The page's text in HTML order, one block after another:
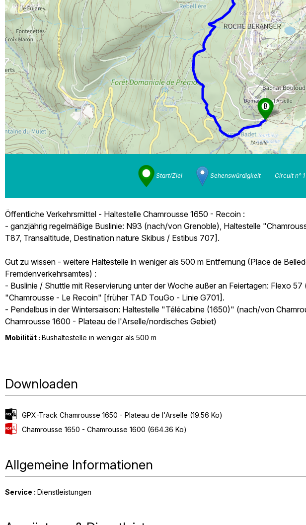
Start/Ziel Sehenswürdigkeit Circuit n° 1
Öffentliche Verkehrsmittel - Haltestelle Chamrousse 1650 - Recoin :
- ganzjährig regelmäßige Buslinie: N93 (nach/von Grenoble), Haltestelle
T87, Transaltitude, Destination nature Skibus / Estibus 707].
Gut zu wissen - weitere Haltestelle in weniger als 500 m Entfernung (Place de
Fremdenverkehrsamtes) :
- Buslinie / Shuttle mit Reservierung unter der Woche außer an Feiertagen: Flexo
"Chamrousse - Le Recoin" [früher TAD TouGo - Linie G701].
- Pendelbus in der Wintersaison: Haltestelle "Télécabine (1650)" (nach/von
Chamrousse 1600 - Plateau de l'Arselle/nordisches Gebiet)
Mobilität : Bushaltestelle in weniger als 500 m
Downloaden
GPX-Track Chamrousse 1650 - Plateau de l'Arselle (19.56 Ko)
Chamrousse 1650 - Chamrousse 1600 (664.36 Ko)
Allgemeine Informationen
Service : Dienstleistungen